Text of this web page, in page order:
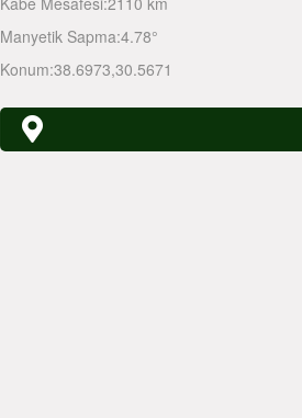
Manyetik Sapma:4.78°
Konum:38.6973,30.5671